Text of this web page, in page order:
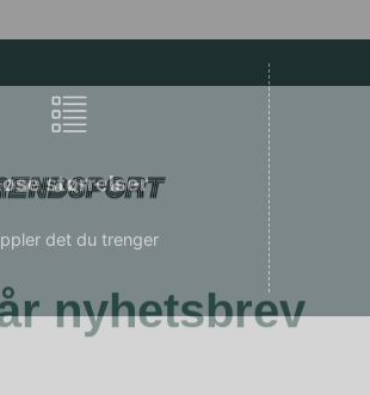
størrelser
det du trenger
nyhetsbrev